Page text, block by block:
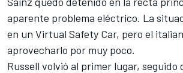
aparente problema eléctrico. La
en un Virtual Safety Car, pero el
aprovecharlo por muy poco.
Russell volvió al primer lugar, seguido